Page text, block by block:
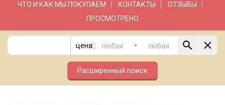
ЧТО И КАК МЫ ПОКУПАЕМ
КОНТАКТЫ
ОТЗЫВЫ
ПРОСМОТРЕНО
цена: -
Расширенный поиск